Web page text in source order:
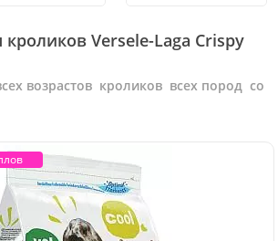
Versele-Laga Crispy
возрастов кроликов всех пород со